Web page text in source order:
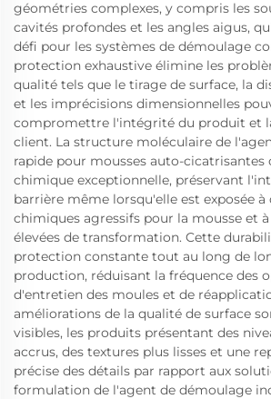
géométries complexes, y compris les
cavités profondes et les angles aigus,
défi pour les systèmes de démoulage
protection exhaustive élimine les
qualité tels que le tirage de surface, la
et les imprécisions dimensionnelles
compromettre l'intégrité du produit et
client. La structure moléculaire de
rapide pour mousses auto-cicatrisantes
chimique exceptionnelle, préservant
barrière même lorsqu'elle est exposée
chimiques agressifs pour la mousse et
élevées de transformation. Cette
protection constante tout au long de
production, réduisant la fréquence des
d'entretien des moules et de
améliorations de la qualité de surface
visibles, les produits présentant des
accrus, des textures plus lisses et une
précise des détails par rapport aux
formulation de l'agent de démoulage